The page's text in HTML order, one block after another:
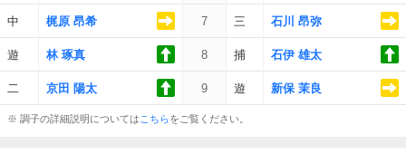
中 梶原 昂希 7 三 石川 昂弥
遊 林 琢真 8 捕 石伊 雄太
二 京田 陽太 9 遊 新保 茉良
※ 調子の詳細説明については こちらをご覧ください。